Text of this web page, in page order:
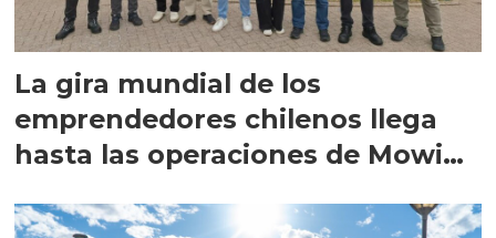
La gira mundial de los
emprendedores chilenos llega
hasta las operaciones de Mowi